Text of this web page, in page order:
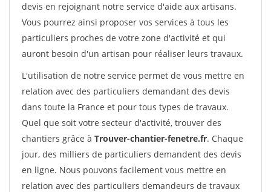
devis en rejoignant notre service d'aide aux artisans.
Vous pourrez ainsi proposer vos services à tous les
particuliers proches de votre zone d'activité et qui
auront besoin d'un artisan pour réaliser leurs travaux.
L'utilisation de notre service permet de vous mettre en
relation avec des particuliers demandant des devis
dans toute la France et pour tous types de travaux.
Quel que soit votre secteur d'activité, trouver des
chantiers grâce à Trouver-chantier-fenetre.fr. Chaque
jour, des milliers de particuliers demandent des devis
en ligne. Nous pouvons facilement vous mettre en
relation avec des particuliers demandeurs de travaux